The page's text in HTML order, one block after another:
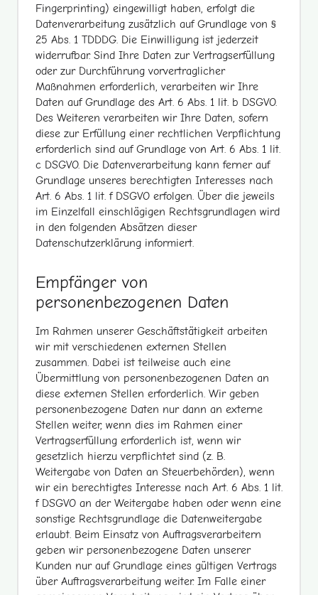
Fingerprinting) eingewilligt haben, erfolgt die
Datenverarbeitung zusätzlich auf Grundlage von §
25 Abs. 1 TDDDG. Die Einwilligung ist jederzeit
widerrufbar. Sind Ihre Daten zur Vertragserfüllung
oder zur Durchführung vorvertraglicher
Maßnahmen erforderlich, verarbeiten wir Ihre
Daten auf Grundlage des Art. 6 Abs. 1 lit. b DSGVO.
Des Weiteren verarbeiten wir Ihre Daten, sofern
diese zur Erfüllung einer rechtlichen Verpflichtung
erforderlich sind auf Grundlage von Art. 6 Abs. 1 lit.
c DSGVO. Die Datenverarbeitung kann ferner auf
Grundlage unseres berechtigten Interesses nach
Art. 6 Abs. 1 lit. f DSGVO erfolgen. Über die jeweils
im Einzelfall einschlägigen Rechtsgrundlagen wird
in den folgenden Absätzen dieser
Datenschutzerklärung informiert.
Empfänger von
personenbezogenen Daten
Im Rahmen unserer Geschäftstätigkeit arbeiten
wir mit verschiedenen externen Stellen
zusammen. Dabei ist teilweise auch eine
Übermittlung von personenbezogenen Daten an
diese externen Stellen erforderlich. Wir geben
personenbezogene Daten nur dann an externe
Stellen weiter, wenn dies im Rahmen einer
Vertragserfüllung erforderlich ist, wenn wir
gesetzlich hierzu verpflichtet sind (z. B.
Weitergabe von Daten an Steuerbehörden), wenn
wir ein berechtigtes Interesse nach Art. 6 Abs. 1 lit.
f DSGVO an der Weitergabe haben oder wenn eine
sonstige Rechtsgrundlage die Datenweitergabe
erlaubt. Beim Einsatz von Auftragsverarbeitern
geben wir personenbezogene Daten unserer
Kunden nur auf Grundlage eines gültigen Vertrags
über Auftragsverarbeitung weiter. Im Falle einer